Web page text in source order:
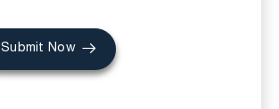
Submit Now